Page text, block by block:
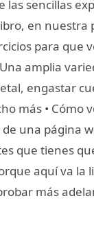
las sencillas
en nuestra
para que
amplia
engastar
más •
una página
que tienes
aquí va la
más